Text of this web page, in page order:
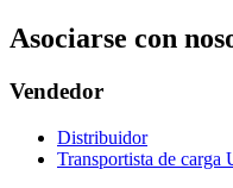
Asociarse con
Vendedor
Distribuidor
Transportista de